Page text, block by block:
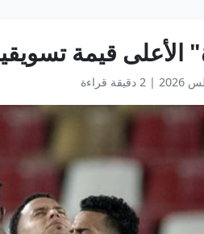
قيمة تسويقية
| 2 دقيقة قراءة